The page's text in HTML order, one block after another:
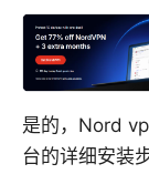
是的，Nord
台的详细安装